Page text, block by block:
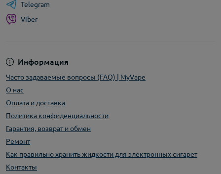
Информация
Часто задаваемые вопросы (FAQ) | MyVape
О нас
Оплата и доставка
Политика конфиденциальности
Гарантия, возврат и обмен
Ремонт
Как правильно хранить жидкости для электронных сигарет
Контакты
Telegram
Viber